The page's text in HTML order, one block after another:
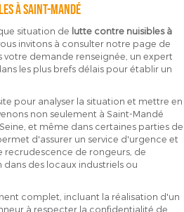
à Saint-Mandé
situation de lutte contre nuisibles à
invitons à consulter notre page de
demande renseignée, un expert
les plus brefs délais pour établir un
pour analyser la situation et mettre en
non seulement à Saint-Mandé
et même dans certaines parties de
d'assurer un service d'urgence et
recrudescence de rongeurs, de
des locaux industriels ou
complet, incluant la réalisation d'un
à respecter la confidentialité de